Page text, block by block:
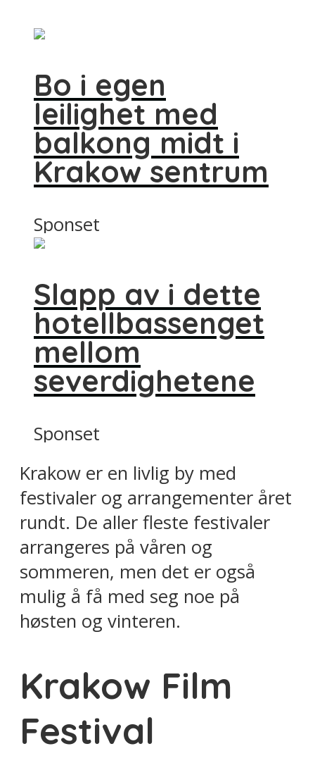
Bo i egen
leilighet med
balkong midt i
Krakow sentrum
Sponset
Slapp av i dette
hotellbassenget
mellom
severdighetene
Sponset
Krakow er en livlig by med
festivaler og arrangementer året
rundt. De aller fleste festivaler
arrangeres på våren og
sommeren, men det er også
mulig å få med seg noe på
høsten og vinteren.
Krakow Film
Festival